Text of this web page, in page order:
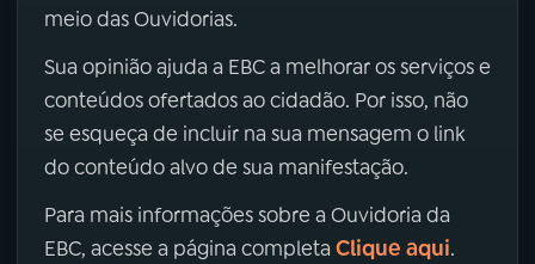
meio das Ouvidorias.
Sua opinião ajuda a EBC a melhorar os serviços e
conteúdos ofertados ao cidadão. Por isso, não
se esqueça de incluir na sua mensagem o link
do conteúdo alvo de sua manifestação.
Para mais informações sobre a Ouvidoria da
EBC, acesse a página completa Clique aqui.